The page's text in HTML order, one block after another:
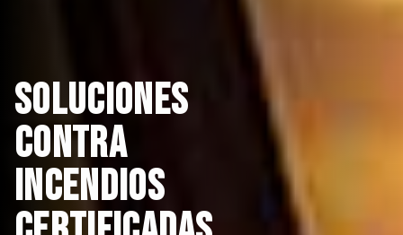
soluciones
contra
incendios